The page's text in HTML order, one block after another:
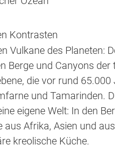
Kontrasten
Vulkane des Planeten:
Berge und Canyons
die vor rund
und Tamarinden.
eigene Welt: In den
aus Afrika, Asien und
kreolische Küche.